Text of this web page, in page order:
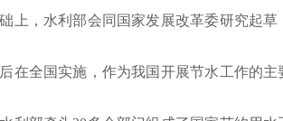
上，水利部会同国家发展改革委研究起
在全国实施，作为我国开展节水工作的